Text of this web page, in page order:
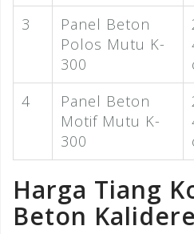
3
Panel Beton
Polos Mutu K-
300
4
Panel Beton
Motif Mutu K-
300
Harga Tiang
Beton